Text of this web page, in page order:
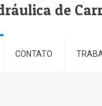
de
CONTATO